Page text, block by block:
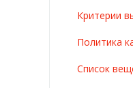
Критерии
Политика
Список